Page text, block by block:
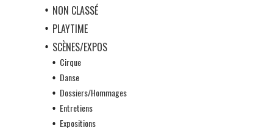
NON CLASSÉ
PLAYTIME
SCÈNES/EXPOS
Cirque
Danse
Dossiers/Hommages
Entretiens
Expositions